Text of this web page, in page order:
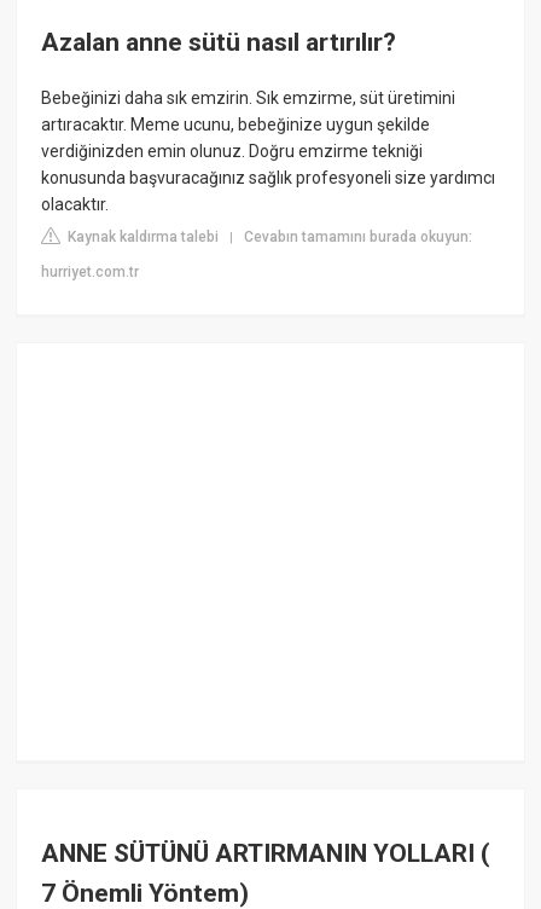
Azalan anne sütü nasıl artırılır?
Bebeğinizi daha sık emzirin. Sık emzirme, süt üretimini
artıracaktır. Meme ucunu, bebeğinize uygun şekilde
verdiğinizden emin olunuz. Doğru emzirme tekniği
konusunda başvuracağınız sağlık profesyoneli size yardımcı
olacaktır.
Kaynak kaldırma talebi |Cevabın tamamını burada okuyun:
hurriyet.com.tr
ANNE SÜTÜNÜ ARTIRMANIN YOLLARI (
7 Önemli Yöntem)